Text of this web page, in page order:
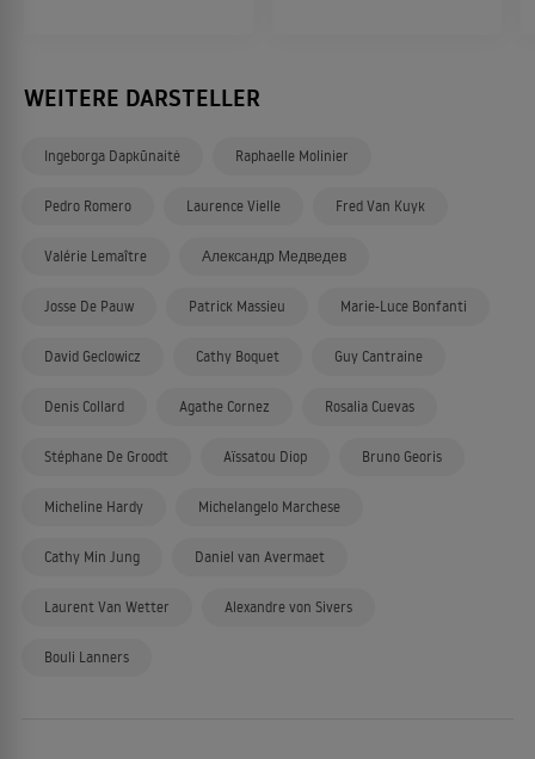
WEITERE DARSTELLER
Ingeborga Dapkūnaitė Raphaelle Molinier
Pedro Romero Laurence Vielle Fred Van Kuyk
Valérie Lemaître Александр Медведев
Josse De Pauw Patrick Massieu Marie-Luce Bonfanti
David Geclowicz Cathy Boquet Guy Cantraine
Denis Collard Agathe Cornez Rosalia Cuevas
Stéphane De Groodt Aïssatou Diop Bruno Georis
Micheline Hardy Michelangelo Marchese
Cathy Min Jung Daniel van Avermaet
Laurent Van Wetter Alexandre von Sivers
Bouli Lanners